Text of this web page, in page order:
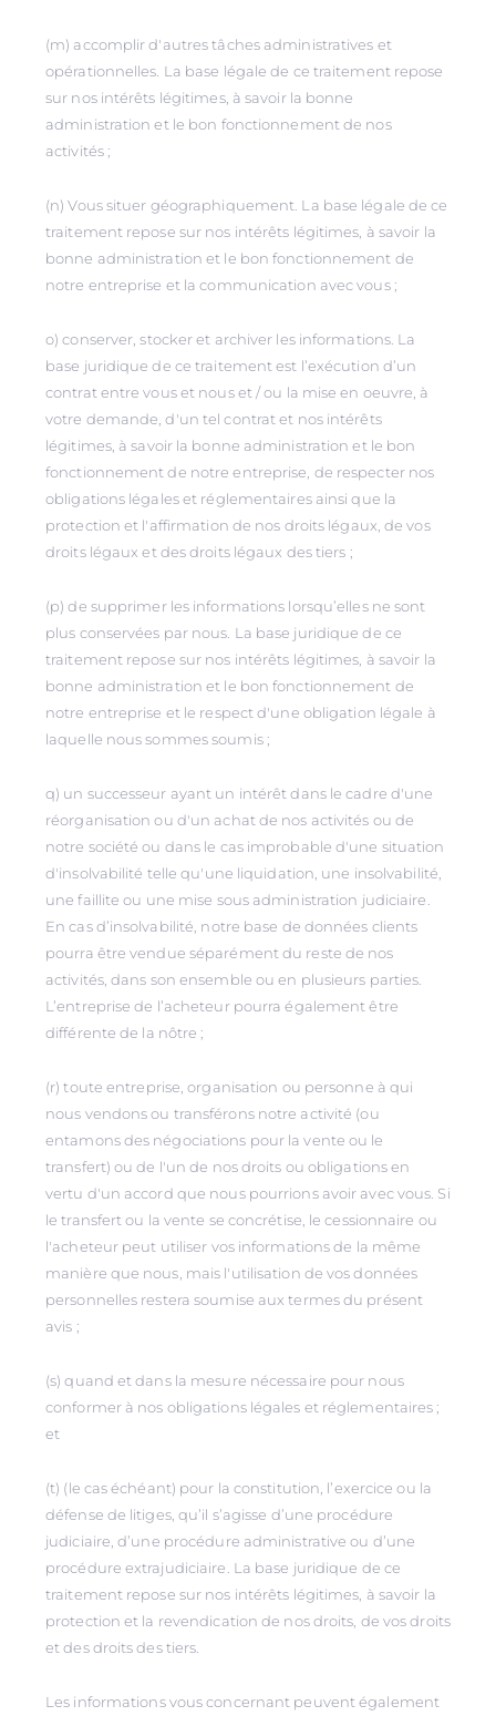
(m) accomplir d'autres tâches administratives et
opérationnelles. La base légale de ce traitement repose
sur nos intérêts légitimes, à savoir la bonne
administration et le bon fonctionnement de nos
activités ;
(n) Vous situer géographiquement. La base légale de ce
traitement repose sur nos intérêts légitimes, à savoir la
bonne administration et le bon fonctionnement de
notre entreprise et la communication avec vous ;
o) conserver, stocker et archiver les informations. La
base juridique de ce traitement est l’exécution d’un
contrat entre vous et nous et / ou la mise en oeuvre, à
votre demande, d'un tel contrat et nos intérêts
légitimes, à savoir la bonne administration et le bon
fonctionnement de notre entreprise, de respecter nos
obligations légales et réglementaires ainsi que la
protection et l'affirmation de nos droits légaux, de vos
droits légaux et des droits légaux des tiers ;
(p) de supprimer les informations lorsqu’elles ne sont
plus conservées par nous. La base juridique de ce
traitement repose sur nos intérêts légitimes, à savoir la
bonne administration et le bon fonctionnement de
notre entreprise et le respect d'une obligation légale à
laquelle nous sommes soumis ;
q) un successeur ayant un intérêt dans le cadre d'une
réorganisation ou d'un achat de nos activités ou de
notre société ou dans le cas improbable d'une situation
d'insolvabilité telle qu'une liquidation, une insolvabilité,
une faillite ou une mise sous administration judiciaire.
En cas d’insolvabilité, notre base de données clients
pourra être vendue séparément du reste de nos
activités, dans son ensemble ou en plusieurs parties.
L’entreprise de l’acheteur pourra également être
différente de la nôtre ;
(r) toute entreprise, organisation ou personne à qui
nous vendons ou transférons notre activité (ou
entamons des négociations pour la vente ou le
transfert) ou de l'un de nos droits ou obligations en
vertu d'un accord que nous pourrions avoir avec vous. Si
le transfert ou la vente se concrétise, le cessionnaire ou
l'acheteur peut utiliser vos informations de la même
manière que nous, mais l'utilisation de vos données
personnelles restera soumise aux termes du présent
avis ;
(s) quand et dans la mesure nécessaire pour nous
conformer à nos obligations légales et réglementaires ;
et
(t) (le cas échéant) pour la constitution, l’exercice ou la
défense de litiges, qu’il s’agisse d’une procédure
judiciaire, d’une procédure administrative ou d’une
procédure extrajudiciaire. La base juridique de ce
traitement repose sur nos intérêts légitimes, à savoir la
protection et la revendication de nos droits, de vos droits
et des droits des tiers.
Les informations vous concernant peuvent également